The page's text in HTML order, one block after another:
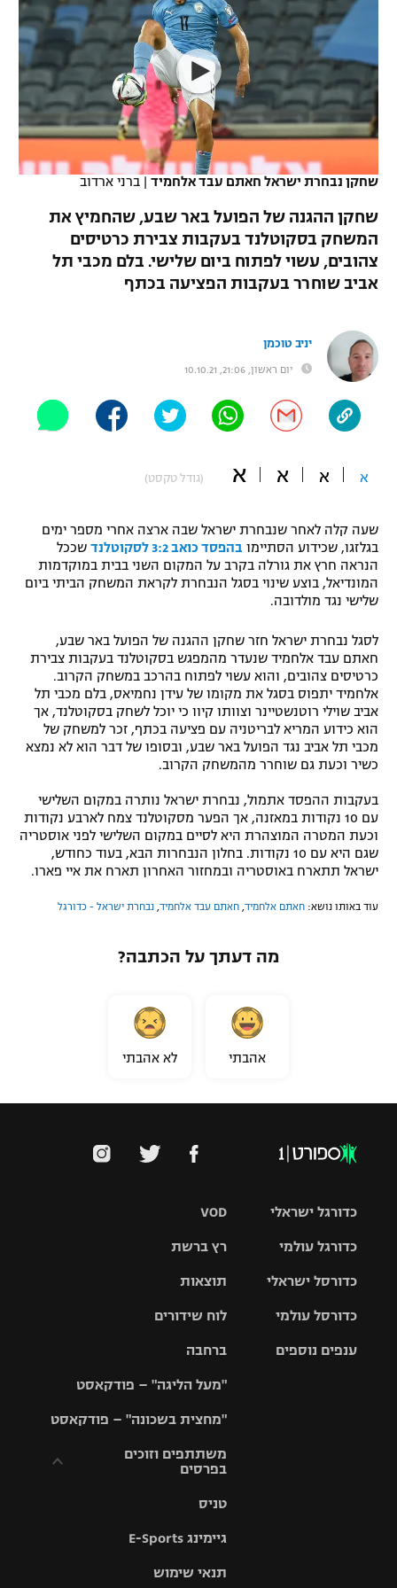
VOD
רץ ברשת
תוצאות
לוח שידורים
"מעל הליגה" – פודקאסט
"מחצית בשכונה" – פודקאסט
משתתפים וזוכים בפרסים
תקנון משתתפים וזוכים בפרסים
תקנון עבור פעילות אלקטרה
טניס
גיימינג E-Sports
תנאי שימוש
מדיניות פרטיות
תקנון פעילות ספורט 1
רשיון להקרנה פומבית לבית עסק
הצטרפות לחבילת הערוצים
לוח דרושים – ג'ובנט
נבחרת ישראל
מכבי חיפה
בית"ר ירושלים
הפועל תל אביב
הפועל חיפה
הפועל באר שבע
בני יהודה
ליגה ספרדית
ליגה איטלקית
ליגה צרפתית
ליגה הולנדית
ליגה טורקית
ליגות נוספות
כדורסל נשים
מכבי תל אביב
הפועל חולון
הפועל ירושלים
דני אבדיה
יורוליג
כדוריד
כדורעף
שחייה
ג'ודו
אגרוף
UFC
אופניים
ספורט מוטורי
פוטבול אמריקאי NFL
בייסבול MLB
ספורט אתגרי ואקסטרים
אומנויות לחימה
גיימינג E-Sports
שחקן נבחרת ישראל חאתם עבד אלחמיד | ברני ארדוב
שחקן ההגנה של הפועל באר שבע, שהחמיץ את
המשחק בסקוטלנד בעקבות צבירת כרטיסים
צהובים, עשוי לפתוח ביום שלישי. בלם מכבי תל
אביב שוחרר בעקבות הפציעה בכתף
יניב טוכמן
יום ראשון, 21:06, 10.10.21
א א א א (גודל טקסט)
שעה קלה לאחר שנבחרת ישראל שבה ארצה אחרי מספר ימים
בגלזגו, שכידוע הסתיימו בהפסד כואב 3:2 לסקוטלנד
שככל
הנראה חרץ את גורלה בקרב על המקום השני בבית במוקדמות
המונדיאל, בוצע שינוי בסגל הנבחרת לקראת המשחק הביתי ביום
שלישי נגד מולדובה.
לסגל נבחרת ישראל חזר שחקן ההגנה של הפועל באר שבע,
חאתם עבד אלחמיד שנעדר מהמפגש בסקוטלנד בעקבות צבירת
כרטיסים צהובים, והוא עשוי לפתוח בהרכב במשחק הקרוב.
אלחמיד יתפוס בסגל את מקומו של עידן נחמיאס, בלם מכבי תל
אביב שוילי רוטנשטיינר וצוותו קיוו כי יוכל לשחק בסקוטלנד, אך
הוא כידוע המריא לבריטניה עם פציעה בכתף, זכר למשחק של
מכבי תל אביב נגד הפועל באר שבע, ובסופו של דבר הוא לא נמצא
כשיר וכעת גם שוחרר מהמשחק הקרוב.
בעקבות ההפסד אתמול, נבחרת ישראל נותרה במקום השלישי
עם 10 נקודות במאזנה, אך הפער מסקוטלנד צמח לארבע נקודות
וכעת המטרה המוצהרת היא לסיים במקום השלישי לפני אוסטריה
שגם היא עם 10 נקודות. בחלון הנבחרות הבא, בעוד כחודש,
ישראל תתארח באוסטריה ובמחזור האחרון תארח את איי פארו.
עוד באותו נושא: חאתם אלחמיד, חאתם עבד אלחמיד, נבחרת ישראל - כדורגל
מה דעתך על הכתבה?
אהבתי לא אהבתי
VOD
רץ ברשת
תוצאות
לוח שידורים
ברחבה
"מעל הליגה" – פודקאסט
"מחצית בשכונה" – פודקאסט
משתתפים וזוכים
בפרסים
וזוכים בפרסים
תקנון עבור פעילות
טניס
גיימינג E-Sports
תנאי שימוש
כדורגל ישראלי
גביע הטוטו
כדורגל עולמי
האלופות
ליגה
כדורסל ישראלי
סל
כדורסל עולמי
ענפים נוספים